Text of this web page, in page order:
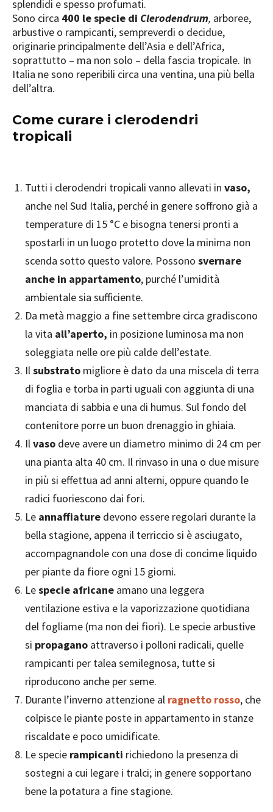
splendidi e spesso profumati.
Sono circa 400 le specie di Clerodendrum, arboree,
arbustive o rampicanti, sempreverdi o decidue,
originarie principalmente dell’Asia e dell’Africa,
soprattutto – ma non solo – della fascia tropicale. In
Italia ne sono reperibili circa una ventina, una più bella
dell’altra.
Come curare i clerodendri
tropicali
Tutti i clerodendri tropicali vanno allevati in vaso,
anche nel Sud Italia, perché in genere soffrono già a
temperature di 15 °C e bisogna tenersi pronti a
spostarli in un luogo protetto dove la minima non
scenda sotto questo valore. Possono svernare
anche in appartamento, purché l’umidità
ambientale sia sufficiente.
Da metà maggio a fine settembre circa gradiscono
la vita all’aperto, in posizione luminosa ma non
soleggiata nelle ore più calde dell’estate.
Ilsubstrato migliore è dato da una miscela di terra
di foglia e torba in parti uguali con aggiunta di una
manciata di sabbia e una di humus. Sul fondo del
contenitore porre un buon drenaggio in ghiaia.
Ilvaso deve avere un diametro minimo di 24 cm per
una pianta alta 40 cm. Il rinvaso in una o due misure
in più si effettua ad anni alterni, oppure quando le
radici fuoriescono dai fori.
Le annaffiature devono essere regolari durante la
bella stagione, appena il terriccio si è asciugato,
accompagnandole con una dose di concime liquido
per piante da fiore ogni 15 giorni.
Lespecie africane amano una leggera
ventilazione estiva e la vaporizzazione quotidiana
del fogliame (ma non dei fiori). Le specie arbustive
si propagano attraverso i polloni radicali, quelle
rampicanti per talea semilegnosa, tutte si
riproducono anche per seme.
Durante l’inverno attenzione al ragnetto rosso, che
colpisce le piante poste in appartamento in stanze
riscaldate e poco umidificate.
Le specie rampicanti richiedono la presenza di
sostegni a cui legare i tralci; in genere sopportano
bene la potatura a fine stagione.